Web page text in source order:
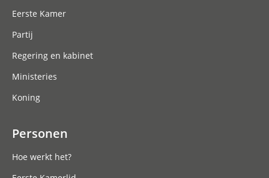
Eerste Kamer
Partij
Regering en kabinet
Ministeries
Koning
Personen
Hoe werkt het?